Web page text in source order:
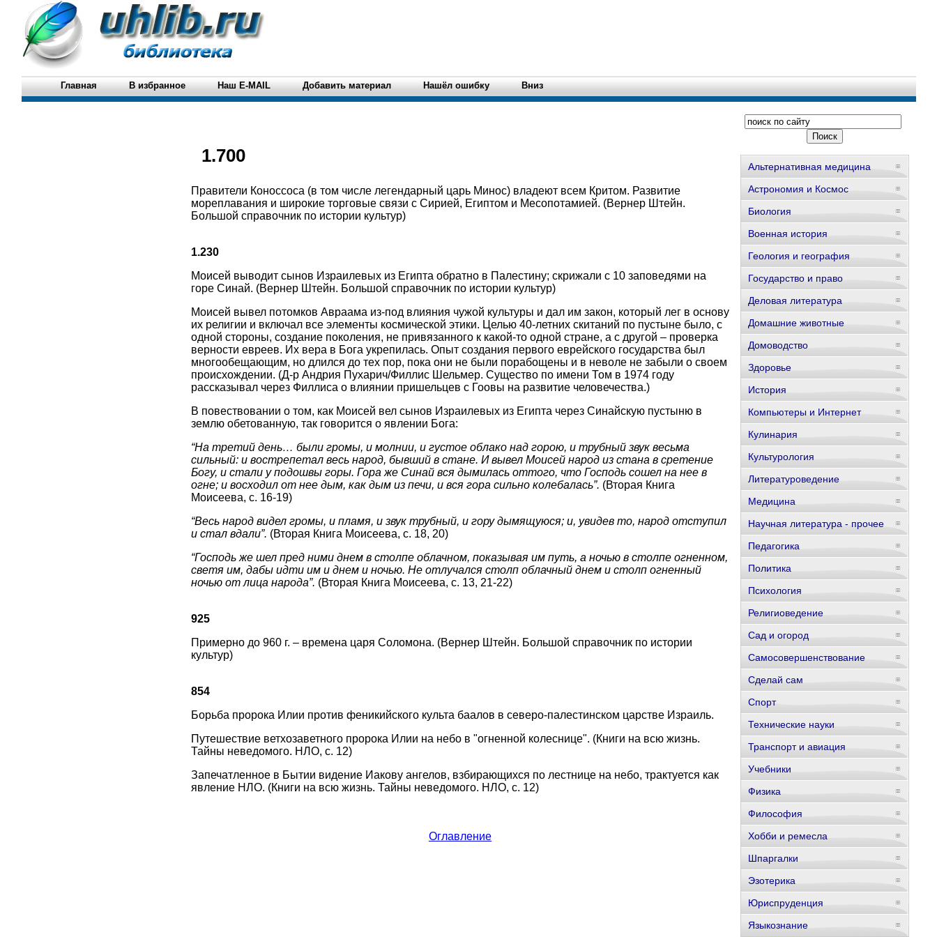
Главная В избранное Наш E-MAIL Добавить материал Нашёл ошибку Вниз
1.700
Правители Коноссоса (в том числе легендарный царь Минос) владеют всем Критом. Развитие
мореплавания и широкие торговые связи с Сирией, Египтом и Месопотамией. (Вернер Штейн.
Большой справочник по истории культур)
1.230
Моисей выводит сынов Израилевых из Египта обратно в Палестину; скрижали с 10 заповедями на
горе Синай. (Вернер Штейн. Большой справочник по истории культур)
Моисей вывел потомков Авраама из-под влияния чужой культуры и дал им закон, который лег в основу
их религии и включал все элементы космической этики. Целью 40-летних скитаний по пустыне было, с
одной стороны, создание поколения, не привязанного к какой-то одной стране, а с другой – проверка
верности евреев. Их вера в Бога укрепилась. Опыт создания первого еврейского государства был
многообещающим, но длился до тех пор, пока они не были порабощены и в неволе не забыли о своем
происхождении. (Д-р Андрия Пухарич/Филлис Шельмер. Существо по имени Том в 1974 году
рассказывал через Филлиса о влиянии пришельцев с Гоовы на развитие человечества.)
В повествовании о том, как Моисей вел сынов Израилевых из Египта через Синайскую пустыню в
землю обетованную, так говорится о явлении Бога:
“На третий день… были громы, и молнии, и густое облако над горою, и трубный звук весьма
сильный: и вострепетал весь народ, бывший в стане. И вывел Моисей народ из стана в сретение
Богу, и стали у подошвы горы. Гора же Синай вся дымилась оттого, что Господь сошел на нее в
огне; и восходил от нее дым, как дым из печи, и вся гора сильно колебалась”. (Вторая Книга
Моисеева, с. 16-19)
“Весь народ видел громы, и пламя, и звук трубный, и гору дымящуюся; и, увидев то, народ отступил
и стал вдали”. (Вторая Книга Моисеева, с. 18, 20)
“Господь же шел пред ними днем в столпе облачном, показывая им путь, а ночью в столпе огненном,
светя им, дабы идти им и днем и ночью. Не отлучался столп облачный днем и столп огненный
ночью от лица народа”. (Вторая Книга Моисеева, с. 13, 21-22)
925
Примерно до 960 г. – времена царя Соломона. (Вернер Штейн. Большой справочник по истории
культур)
854
Борьба пророка Илии против феникийского культа баалов в северо-палестинском царстве Израиль.
Путешествие ветхозаветного пророка Илии на небо в "огненной колеснице". (Книги на всю жизнь.
Тайны неведомого. НЛО, с. 12)
Запечатленное в Бытии видение Иакову ангелов, взбирающихся по лестнице на небо, трактуется как
явление НЛО. (Книги на всю жизнь. Тайны неведомого. НЛО, с. 12)
Оглавление
Альтернативная медицина
Астрономия и Космос
Биология
Военная история
Геология и география
Государство и право
Деловая литература
Домашние животные
Домоводство
Здоровье
История
Компьютеры и Интернет
Кулинария
Культурология
Литературоведение
Медицина
Научная литература - прочее
Педагогика
Политика
Психология
Религиоведение
Сад и огород
Самосовершенствование
Сделай сам
Спорт
Технические науки
Транспорт и авиация
Учебники
Физика
Философия
Хобби и ремесла
Шпаргалки
Эзотерика
Юриспруденция
Языкознание